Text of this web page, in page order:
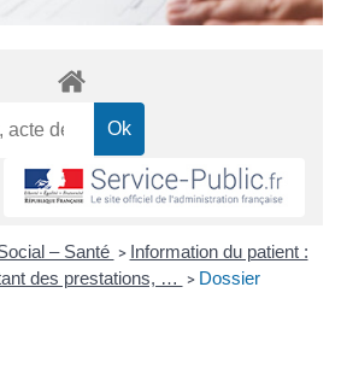
– Santé > Information du patient :
des prestations, … > Dossier